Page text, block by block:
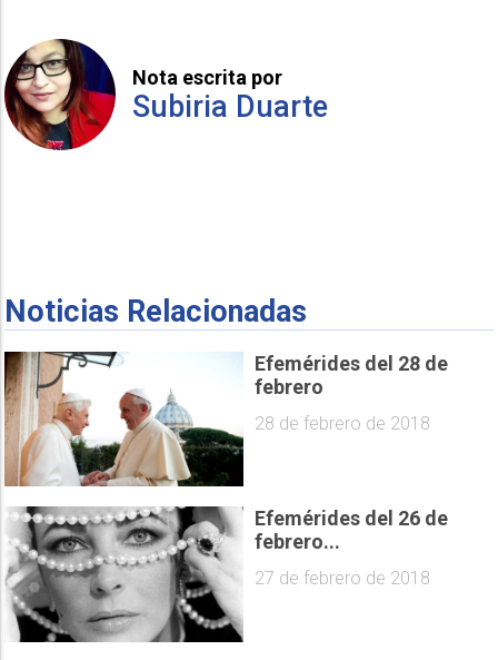
Nota escrita por
Subiria Duarte
Noticias Relacionadas
Efemérides del 28 de
febrero
28 de febrero de 2018
Efemérides del 26 de
febrero...
27 de febrero de 2018